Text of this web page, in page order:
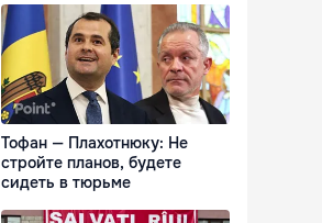
Тофан — Плахотнюку: Не
стройте планов, будете
сидеть в тюрьме